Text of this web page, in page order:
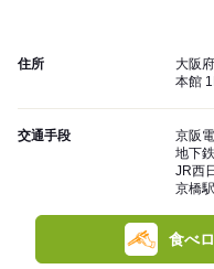
住所
大阪
本館
交通手段
京阪
地下
JR西
京橋
食べ